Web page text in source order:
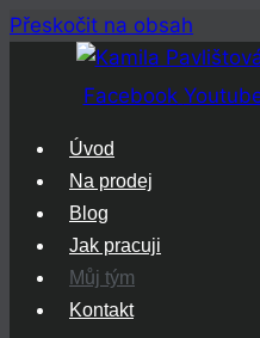
Přeskočit na obsah
Facebook
Úvod
Na prodej
Blog
Jak pracuji
Můj tým
Kontakt